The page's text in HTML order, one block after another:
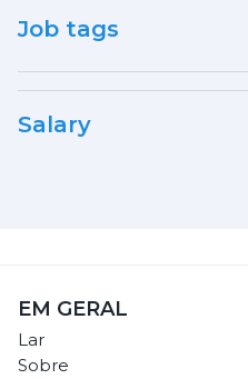
Job tags
Salary
EM GERAL
Lar
Sobre